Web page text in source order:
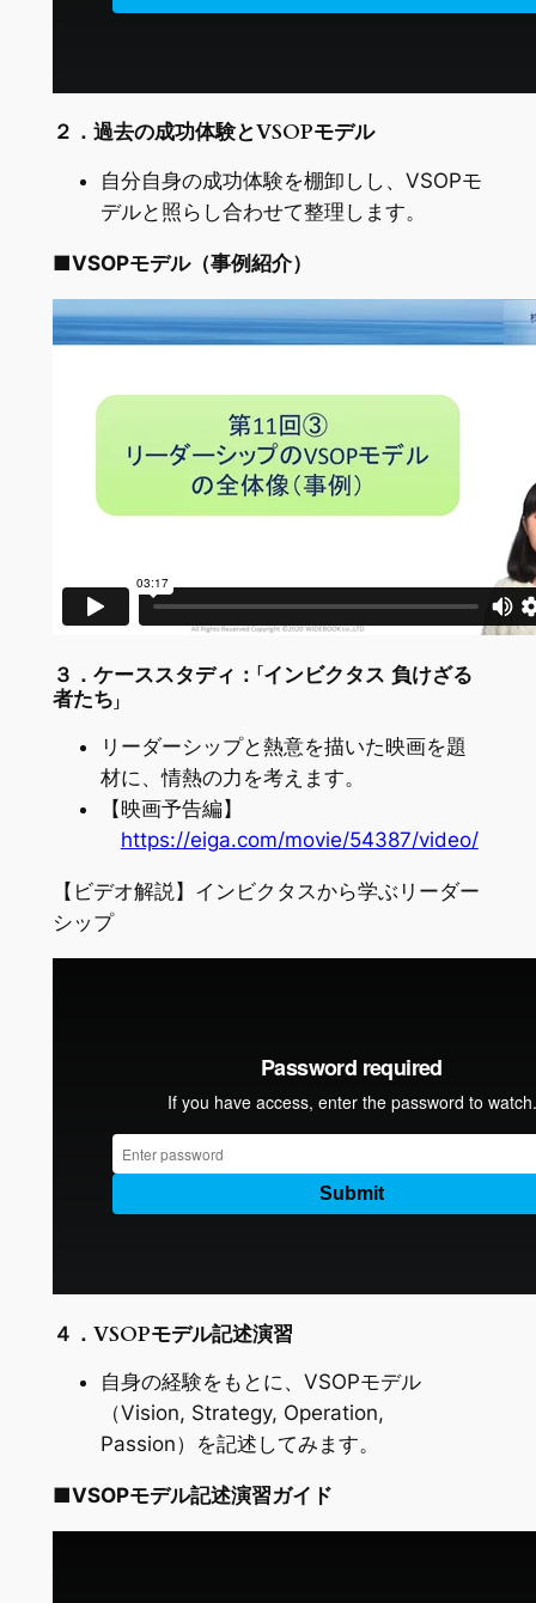
２．過去の成功体験とVSOPモデル
自分自身の成功体験を棚卸しし、VSOPモ
デルと照らし合わせて整理します。
■VSOPモデル（事例紹介）
３．ケーススタディ：「インビクタス 負けざる
者たち」
リーダーシップと熱意を描いた映画を題
材に、情熱の力を考えます。
【映画予告編】
https://eiga.com/movie/54387/video/
【ビデオ解説】インビクタスから学ぶリーダー
シップ
４．VSOPモデル記述演習
自身の経験をもとに、VSOPモデル
（Vision, Strategy, Operation,
Passion）を記述してみます。
■VSOPモデル記述演習ガイド